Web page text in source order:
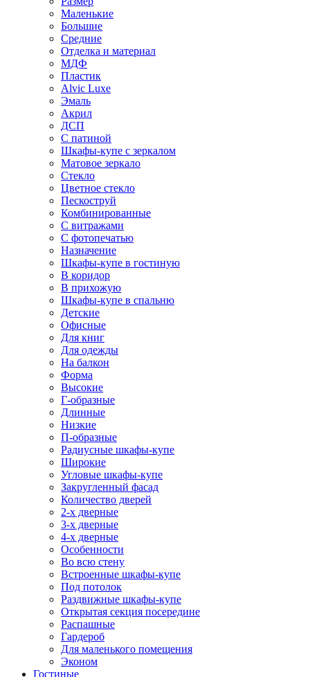
Маленькие
Большие
Средние
Отделка и материал
МДФ
Пластик
Alvic Luxe
Эмаль
Акрил
ДСП
С патиной
Шкафы-купе с зеркалом
Матовое зеркало
Стекло
Цветное стекло
Пескоструй
Комбинированные
С витражами
С фотопечатью
Назначение
Шкафы-купе в гостиную
В коридор
В прихожую
Шкафы-купе в спальню
Детские
Офисные
Для книг
Для одежды
На балкон
Форма
Высокие
Г-образные
Длинные
Низкие
П-образные
Радиусные шкафы-купе
Широкие
Угловые шкафы-купе
Закругленный фасад
Количество дверей
2-х дверные
3-х дверные
4-х дверные
Особенности
Во всю стену
Встроенные шкафы-купе
Под потолок
Раздвижные шкафы-купе
Открытая секция посередине
Распашные
Гардероб
Для маленького помещения
Эконом
Гостиные